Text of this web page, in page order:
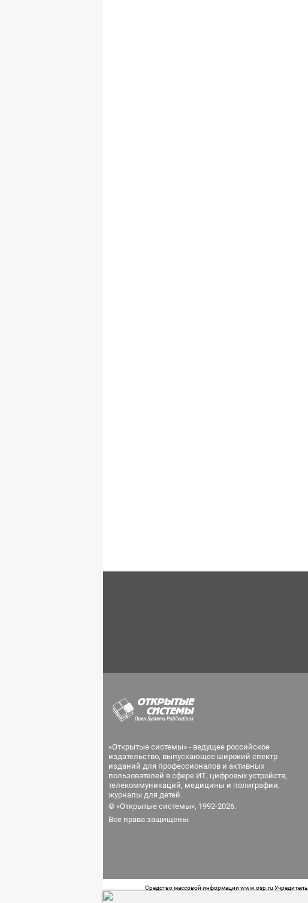
«Открытые системы» - ведущее российское
издательство, выпускающее широкий спектр
изданий для профессионалов и активных
пользователей в сфере ИТ, цифровых устройств,
телекоммуникаций, медицины и полиграфии,
журналы для детей.
© «Открытые системы», 1992-2026.
Все права защищены.
Средство массовой информации www.osp.ru